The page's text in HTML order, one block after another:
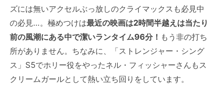
ズには無いアクセルぶっ放しのクライマックスも必見中
の必見…。極めつけは最近の映画は2時間半越えは当たり
前の風潮にある中で潔いランタイム96分！ もう非の打ち
所がありません。ちなみに、「ストレンジャー・シング
ス」S5でホリー役をやったネル・フィッシャーさんもス
クリームガールとして熱い立ち回りをしています。